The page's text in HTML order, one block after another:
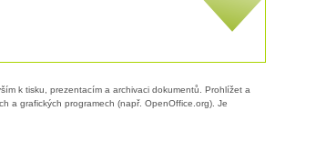
k tisku, prezentacím a archivaci dokumentů. Prohlížet a
a grafických programech (např. OpenOffice.org). Je